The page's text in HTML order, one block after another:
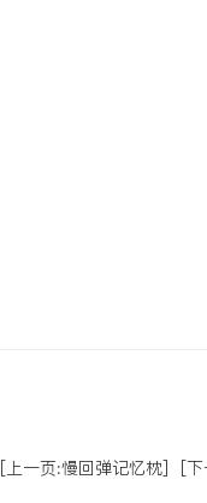
[上一页:慢回弹记忆枕] [